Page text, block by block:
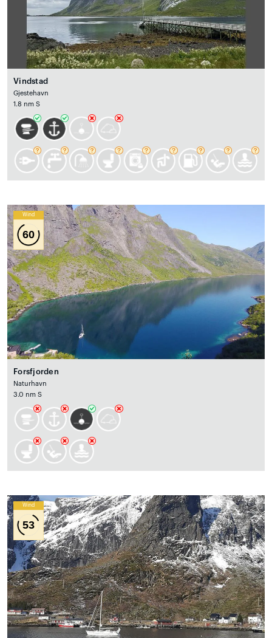
Vindstad
Gjestehavn
1.8 nm S
Wind
60
Forsfjorden
Naturhavn
3.0 nm S
Wind
53